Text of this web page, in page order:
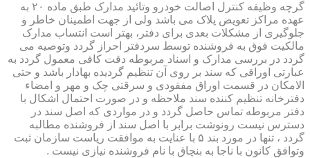
گرچه وظیفه کنترل اصالت خودرو وتائید مدارک طبق ماده ۲۰ به
عهده مراکز تعویض پلاک می باشد ولی از جهت اطمینان خاطر و
جلوگیری از مشکلات بعدی برای دفتر، بهتر است انتساب مدارک
مالکیت فوق به فروشنده توسط سردفتر احراز گردد وتوصیه می
گردد در بررسی مدارک و اسناد مربوطه دقت کافی معمول گردد به
عبارتی اوراقی که سند بر روی آن تنظیم گردیده بهادار باشد و حتی
الامکان در قسمت اوراق مفقودی و سرقتی چک و مهر و امضاء
دفترخانه تنظیم کننده سند ملاحظه و در صورت احتمال اشکال با
دفتر مربوطه تماس حاصل گردد و در مواردی که اصل سند در
دسترس نیست رونوشت برابر با اصل سند از فروشنده مطالبه
گردد ، تنها در مورد بند ۵ با عنایت به موافقت ریاست سازمان ثبت
وتوافق کانون با ناجا به بنچاق با نام فروشنده نیازی نیست .